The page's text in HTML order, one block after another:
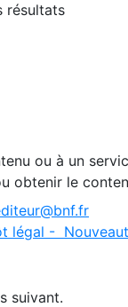
résultats
ou à un
obtenir le
légal -
suivant.